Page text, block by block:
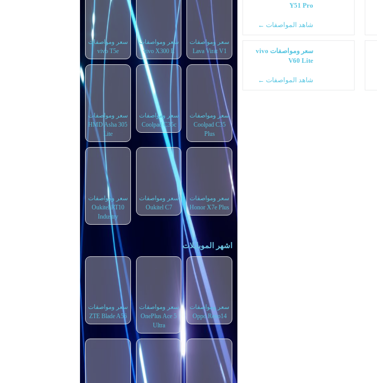
Y51 Pro
شاهد المواصفات ←
سعر ومواصفات vivo
V60 Lite
شاهد المواصفات ←
سعر ومواصفات
Lava Virat V1
سعر ومواصفات
vivo X300 E
سعر ومواصفات
vivo T5e
سعر ومواصفات
Coolpad C35
Plus
سعر ومواصفات
Coolpad C35c
سعر ومواصفات
HMD Asha 305
Lite
سعر ومواصفات
Honor X7e Plus
سعر ومواصفات
Oukitel C7
سعر ومواصفات
Oukitel RT10
Industry
اشهر الموبايلات
سعر ومواصفات
Oppo Reno14
سعر ومواصفات
OnePlus Ace 5
Ultra
سعر ومواصفات
ZTE Blade A56